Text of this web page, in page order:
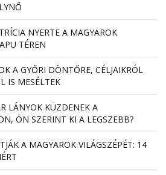
NYERTE A MAGYAROK
TÉREN
A GYŐRI DÖNTŐRE, CÉLJAIKRÓL
IS MESÉLTEK
LÁNYOK KÜZDENEK A
ÖN SZERINT KI A LEGSZEBB?
A MAGYAROK VILÁGSZÉPÉT: 14